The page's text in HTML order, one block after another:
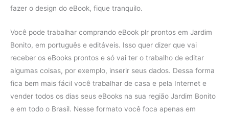
fazer o design do eBook, fique tranquilo.
Você pode trabalhar comprando eBook plr prontos em Jardim
Bonito, em português e editáveis. Isso quer dizer que vai
receber os eBooks prontos e só vai ter o trabalho de editar
algumas coisas, por exemplo, inserir seus dados. Dessa forma
fica bem mais fácil você trabalhar de casa e pela Internet e
vender todos os dias seus eBooks na sua região Jardim Bonito
e em todo o Brasil. Nesse formato você foca apenas em